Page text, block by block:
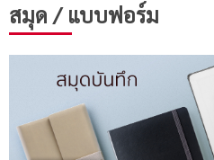
สมุด / แบบฟอร์ม